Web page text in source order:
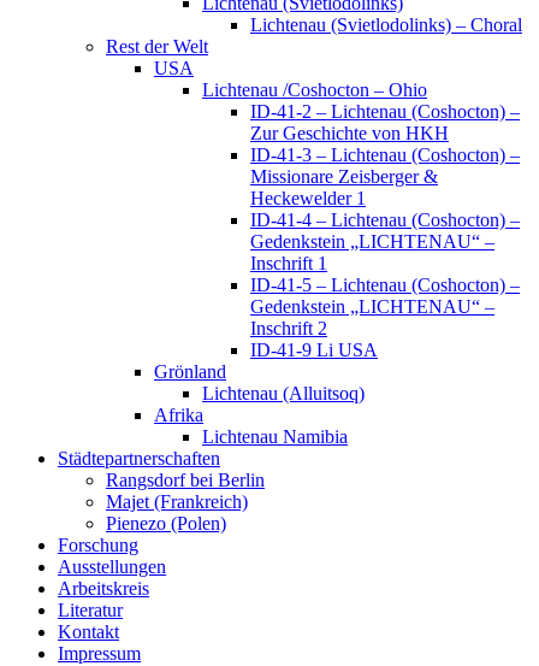
Lichtenau (Svietlodolinks) – Choral
Rest der Welt
USA
Lichtenau /Coshocton – Ohio
ID-41-2 – Lichtenau (Coshocton) –
Zur Geschichte von HKH
ID-41-3 – Lichtenau (Coshocton) –
Missionare Zeisberger &
Heckewelder 1
ID-41-4 – Lichtenau (Coshocton) –
Gedenkstein „LICHTENAU“ –
Inschrift 1
ID-41-5 – Lichtenau (Coshocton) –
Gedenkstein „LICHTENAU“ –
Inschrift 2
ID-41-9 Li USA
Grönland
Lichtenau (Alluitsoq)
Afrika
Lichtenau Namibia
Städtepartnerschaften
Rangsdorf bei Berlin
Majet (Frankreich)
Pienezo (Polen)
Forschung
Ausstellungen
Arbeitskreis
Literatur
Kontakt
Impressum